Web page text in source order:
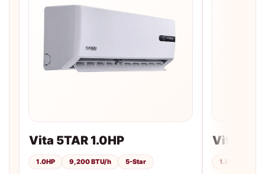
Vita 5TAR 1.0HP
1.0HP 9,200 BTU/h 5-Star
Vita
1.5HP